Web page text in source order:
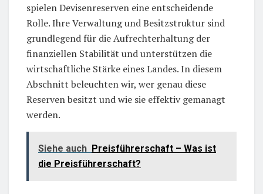
spielen Devisenreserven eine entscheidende
Rolle. Ihre Verwaltung und Besitzstruktur sind
grundlegend für die Aufrechterhaltung der
finanziellen Stabilität und unterstützen die
wirtschaftliche Stärke eines Landes. In diesem
Abschnitt beleuchten wir, wer genau diese
Reserven besitzt und wie sie effektiv gemanagt
werden.
Siehe auch Preisführerschaft – Was ist
die Preisführerschaft?